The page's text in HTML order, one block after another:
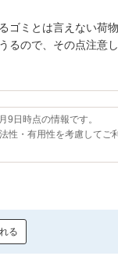
ゴミとは言えない荷
るので、その点注意し
9日時点の情報です。
性・有用性を考慮してご
る